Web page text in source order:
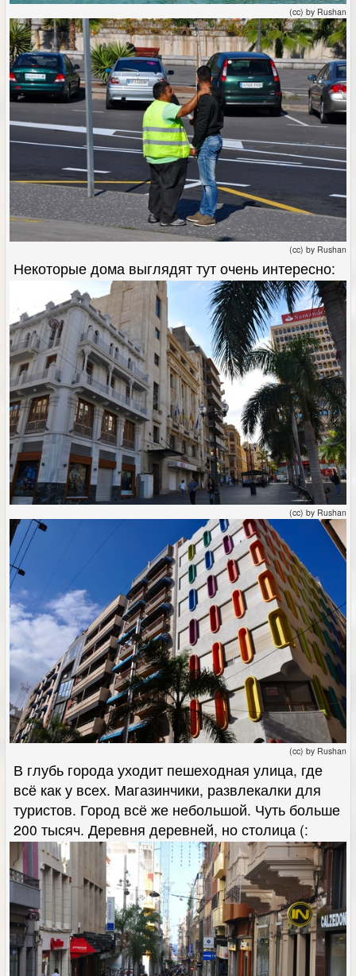
(cc) by Rushan
(cc) by Rushan
Некоторые дома выглядят тут очень интересно:
(cc) by Rushan
(cc) by Rushan
В глубь города уходит пешеходная улица, где
всё как у всех. Магазинчики, развлекалки для
туристов. Город всё же небольшой. Чуть больше
200 тысяч. Деревня деревней, но столица (: